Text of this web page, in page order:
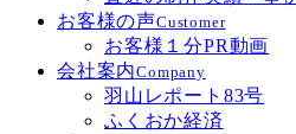
お客様の声Customer
お客様１分PR動画
会社案内Company
羽山レポート83号
ふくおか経済